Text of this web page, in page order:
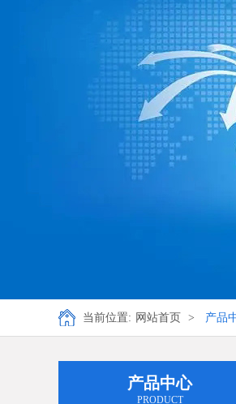
当前位置: 网站首页 > 产品
产品中心
PRODUCT